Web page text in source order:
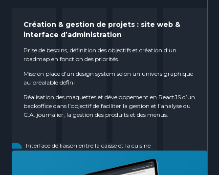
Création & gestion de projets : site web &
interface d’administration
Prise de besoins, définition des objectifs et création d'un
roadmap en fonction des priorités.
Mise en place d'un design system selon un univers graphique
au préalable défini
Réalisation des maquettes et développement en ReactJS d’un
backoffice dans l’objectif de faciliter la gestion et l’analyse du
C.A. journalier, la gestion des produits et des menus.
Interface de liaison entre la caisse et la cuisine